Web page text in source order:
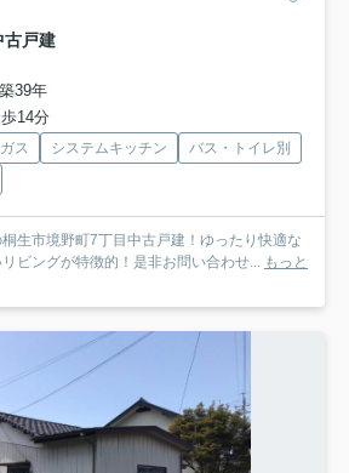
古戸建
39年
14分
ス システムキッチン
バス・トイレ別
生市境野町7丁目中古戸建！ゆったり快適な
ビングが特徴的！是非お問い合わせ... もっと